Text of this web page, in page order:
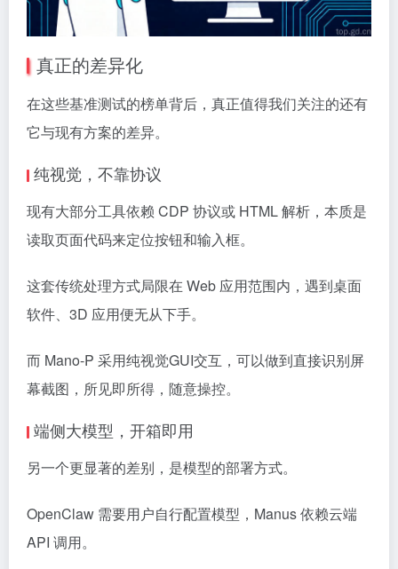
真正的差异化
在这些基准测试的榜单背后，真正值得我们关注的还有
它与现有方案的差异。
纯视觉，不靠协议
现有大部分工具依赖 CDP 协议或 HTML 解析，本质是
读取页面代码来定位按钮和输入框。
这套传统处理方式局限在 Web 应用范围内，遇到桌面
软件、3D 应用便无从下手。
而 Mano-P 采用纯视觉GUI交互，可以做到直接识别屏
幕截图，所见即所得，随意操控。
端侧大模型，开箱即用
另一个更显著的差别，是模型的部署方式。
OpenClaw 需要用户自行配置模型，Manus 依赖云端
API 调用。